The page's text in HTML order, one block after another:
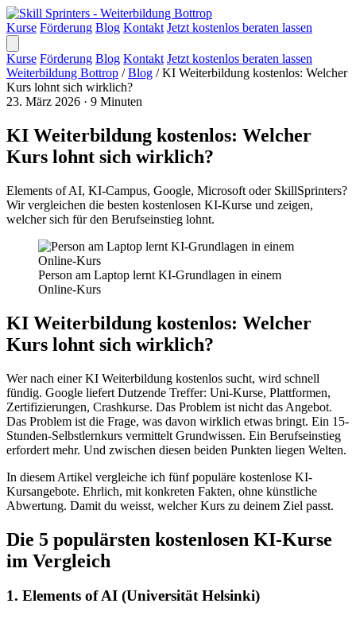
Kurse Förderung Blog Kontakt Jetzt kostenlos beraten lassen
Kurse Förderung Blog Kontakt Jetzt kostenlos beraten lassen
Weiterbildung Bottrop / Blog / KI Weiterbildung kostenlos: Welcher
Kurs lohnt sich wirklich?
23. März 2026 · 9 Minuten
KI Weiterbildung kostenlos: Welcher
Kurs lohnt sich wirklich?
Elements of AI, KI-Campus, Google, Microsoft oder SkillSprinters?
Wir vergleichen die besten kostenlosen KI-Kurse und zeigen,
welcher sich für den Berufseinstieg lohnt.
Person am Laptop lernt KI-Grundlagen in einem
Online-Kurs
KI Weiterbildung kostenlos: Welcher
Kurs lohnt sich wirklich?
Wer nach einer KI Weiterbildung kostenlos sucht, wird schnell
fündig. Google liefert Dutzende Treffer: Uni-Kurse, Plattformen,
Zertifizierungen, Crashkurse. Das Problem ist nicht das Angebot.
Das Problem ist die Frage, was davon wirklich etwas bringt. Ein 15-
Stunden-Selbstlernkurs vermittelt Grundwissen. Ein Berufseinstieg
erfordert mehr. Und zwischen diesen beiden Punkten liegen Welten.
In diesem Artikel vergleiche ich fünf populäre kostenlose KI-
Kursangebote. Ehrlich, mit konkreten Fakten, ohne künstliche
Abwertung. Damit du weisst, welcher Kurs zu deinem Ziel passt.
Die 5 populärsten kostenlosen KI-Kurse
im Vergleich
1. Elements of AI (Universität Helsinki)